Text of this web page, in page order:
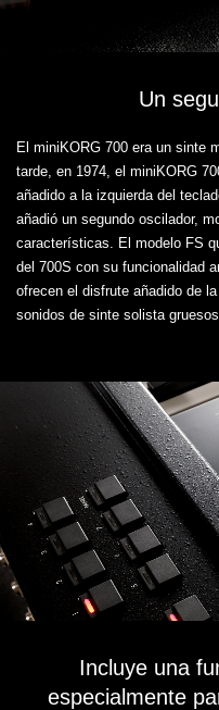
Un
El miniKORG 700 era un sinte
tarde, en 1974, el miniKORG
añadido a la izquierda del
añadió un segundo oscilador,
características. El modelo FS
del 700S con su funcionalidad
ofrecen el disfrute añadido de
sonidos de sinte solista
Incluye una
especialmente